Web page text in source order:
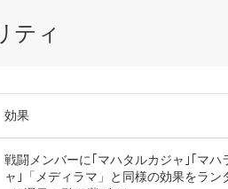
ティ
効果
戦闘メンバーに｢マハタルカジャ｣｢マハ
ャ｣「メディラマ」と同様の効果をラン